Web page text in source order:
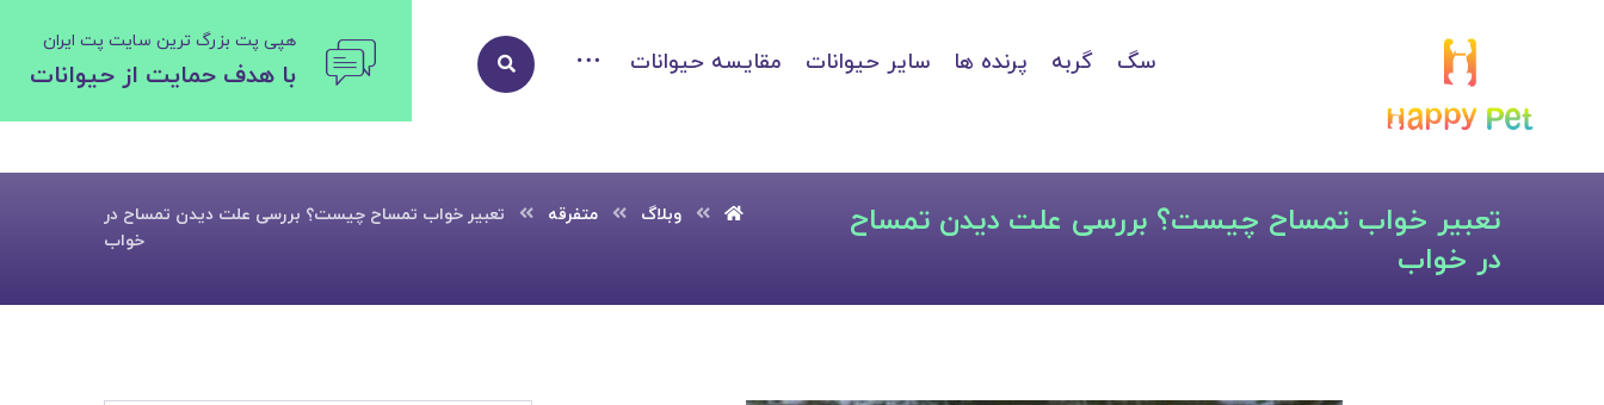
هپی پت بزرگ ترین سایت پت ایران
با هدف حمایت از حیوانات سگ گربه پرنده ها سایر حیوانات مقایسه حیوانات
تعبیر خواب تمساح چیست؟ بررسی علت دیدن تمساح
در خواب
وبلاگ متفرقه
تعبیر خواب تمساح چیست؟ بررسی علت دیدن تمساح در
خواب